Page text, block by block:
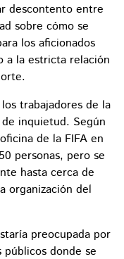
descontento entre
sobre cómo se
los aficionados
a la estricta relación
trabajadores de la
inquietud. Según
de la FIFA en
personas, pero se
hasta cerca de
organización del
preocupada por
públicos donde se